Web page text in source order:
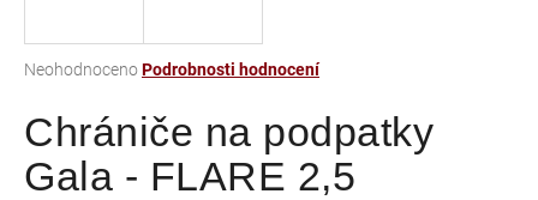
Průměrné
produktu
je
0,0
NeohodnocenoPodrobnosti hodnocení
Chrániče na podpatky
Gala - FLARE 2,5
j
t
?